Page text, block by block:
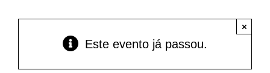
Acesso à Informação
Este evento já passou.
×